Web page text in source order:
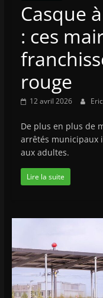
Casque
: ces
rouge
12 avril 2026
De plus en plus de
arrêtés municipaux
aux adultes.
Lire la suite